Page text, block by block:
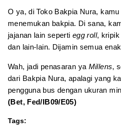
O ya, di Toko Bakpia Nura,
menemukan bakpia. Di sana,
jajanan lain seperti egg roll, kripik
dan lain-lain. Dijamin semua
Wah, jadi penasaran ya Millens,
dari Bakpia Nura, apalagi yang
pengguna bus dengan ukuran
(Bet, Fed/IB09/E05)
Tags: